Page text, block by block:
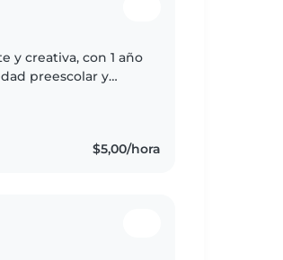
y creativa, con 1 año
preescolar y
$5,00/hora